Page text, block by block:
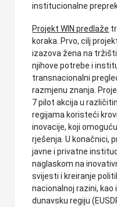
institucionalne
Projekt WIN predlaže
koraka. Prvo, cilj
izazova žena na
njihove potrebe i
transnacionalni
razmjenu znanja.
7 pilot akcija u
regijama koristeći
inovacije, koji
rješenja. U konačnici,
javne i privatne
naglaskom na
svijesti i kreiranje
nacionalnoj razini, kao
dunavsku regiju